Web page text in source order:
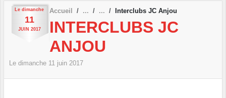
Le dimanche
11
JUIN 2017
Accueil Interclubs JC Anjou
INTERCLUBS JC
ANJOU
Le dimanche 11 juin 2017